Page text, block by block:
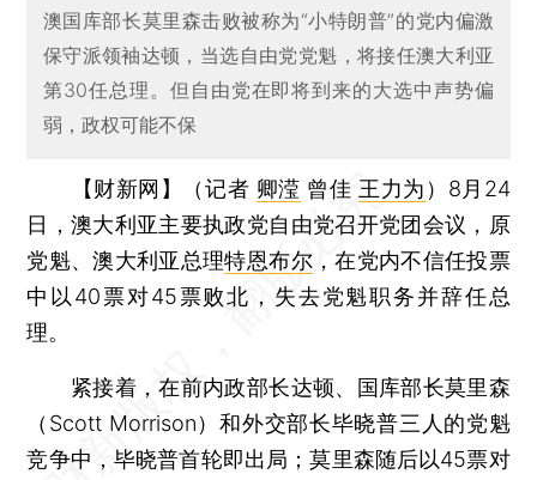
澳国库部长莫里森击败被称为“小特朗普”的党内偏激
保守派领袖达顿，当选自由党党魁，将接任澳大利亚
第30任总理。但自由党在即将到来的大选中声势偏
弱，政权可能不保
【财新网】（记者 卿滢 曾佳 王力为 ） 8月24
日，澳大利亚主要执政党自由党召开党团会议，原
党魁、澳大利亚总理特恩布尔 ，在党内不信任投票
中以40票对45票败北，失去党魁职务并辞任总
理。
紧接着，在前内政部长达顿、国库部长莫里森
（Scott Morrison）和外交部长毕晓普三人的党魁
竞争中，毕晓普首轮即出局；莫里森随后以45票对